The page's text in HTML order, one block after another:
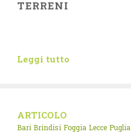
TERRENI
Leggi tutto
ARTICOLO
Bari Brindisi Foggia Lecce Puglia